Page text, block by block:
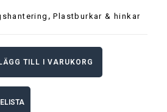
,Plastburkar & hinkar
LÄGG TILL I VARUKORG